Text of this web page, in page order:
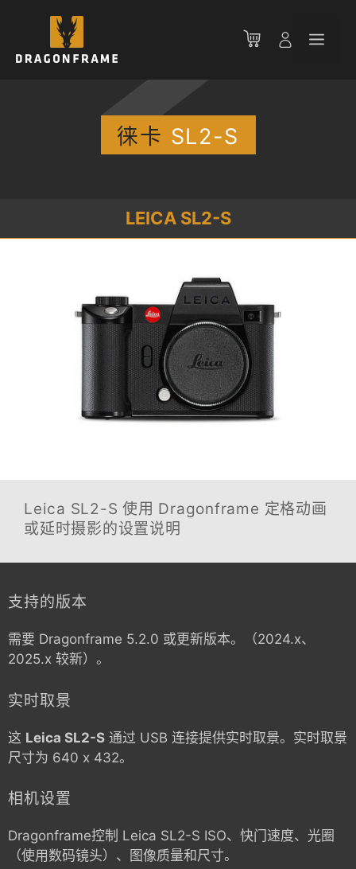
菜
徕卡 SL2-S
LEICA SL2-S
Leica SL2-S 使用 Dragonframe 定格动画
或延时摄影的设置说明
支持的版本
需要 Dragonframe 5.2.0 或更新版本。（2024.x、
2025.x 较新）。
实时取景
这 Leica SL2-S 通过 USB 连接提供实时取景。实时取景
尺寸为 640 x 432。
相机设置
Dragonframe控制 Leica SL2-S ISO、快门速度、光圈
（使用数码镜头）、图像质量和尺寸。